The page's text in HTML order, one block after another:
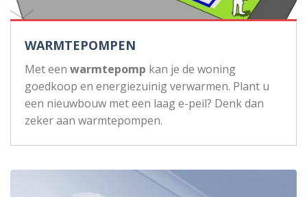
WARMTEPOMPEN
Met een warmtepomp kan je de woning
goedkoop en energiezuinig verwarmen. Plant u
een nieuwbouw met een laag e-peil? Denk dan
zeker aan warmtepompen.